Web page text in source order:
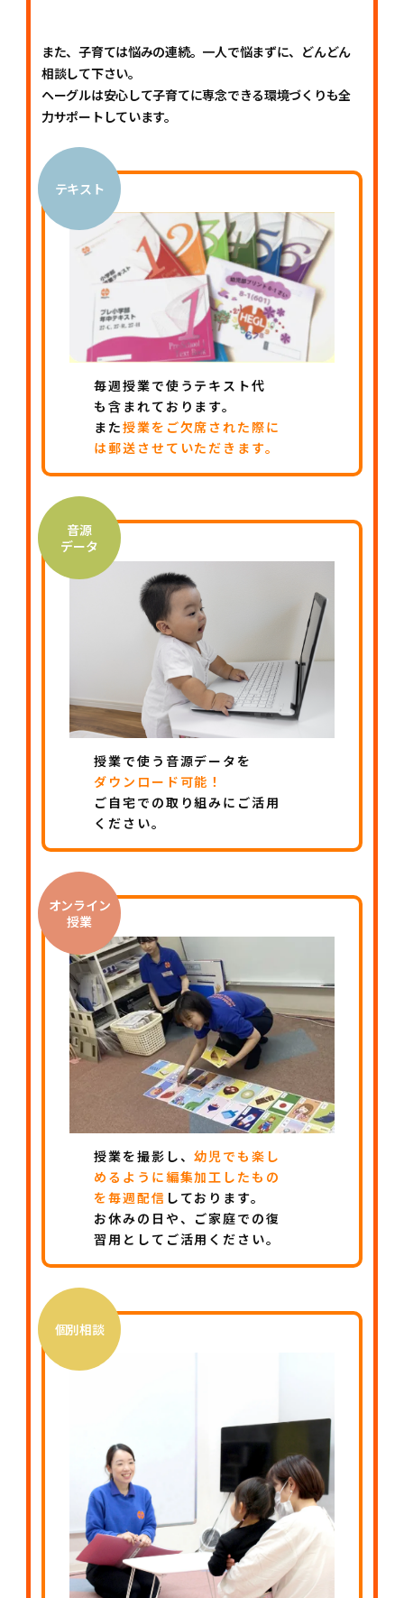
また、子育ては悩みの連続。一人で悩まずに、どんどん
相談して下さい。
ヘーグルは安心して子育てに専念できる環境づくりも全
力サポートしています。
テキスト
毎週授業で使うテキスト代
も含まれております。
また授業をご欠席された際に
は郵送させていただきます。
音源
データ
授業で使う音源データを
ダウンロード可能！
ご自宅での取り組みにご活用
ください。
オンライン
授業
授業を撮影し、幼児でも楽し
めるように編集加工したもの
を毎週配信 しております。
お休みの日や、ご家庭での復
習用としてご活用ください。
個別相談